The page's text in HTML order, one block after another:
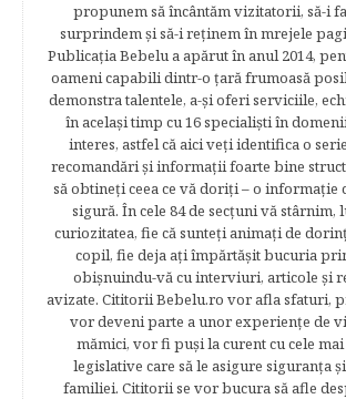
propunem să încântăm vizitatorii, să-i
surprindem şi să-i reţinem în mrejele
Publicația Bebelu a apărut în anul 2014,
oameni capabili dintr-o ţară frumoasă
demonstra talentele, a-şi oferi serviciile,
în acelaşi timp cu 16 specialişti în
interes, astfel că aici veţi identifica o
recomandări şi informaţii foarte bine
să obtineţi ceea ce vă doriţi – o informaţie
sigură. În cele 84 de secțuni vă stârnim,
curiozitatea, fie că sunteţi animaţi de
copil, fie deja aţi împărtăşit bucuria
obişnuindu-vă cu interviuri, articole şi
avizate. Cititorii Bebelu.ro vor afla sfaturi,
vor deveni parte a unor experienţe de
mămici, vor fi puşi la curent cu cele
legislative care să le asigure siguranţa
familiei. Cititorii se vor bucura să afle